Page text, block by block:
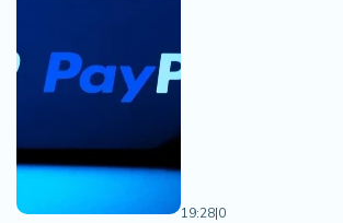
19:28|0